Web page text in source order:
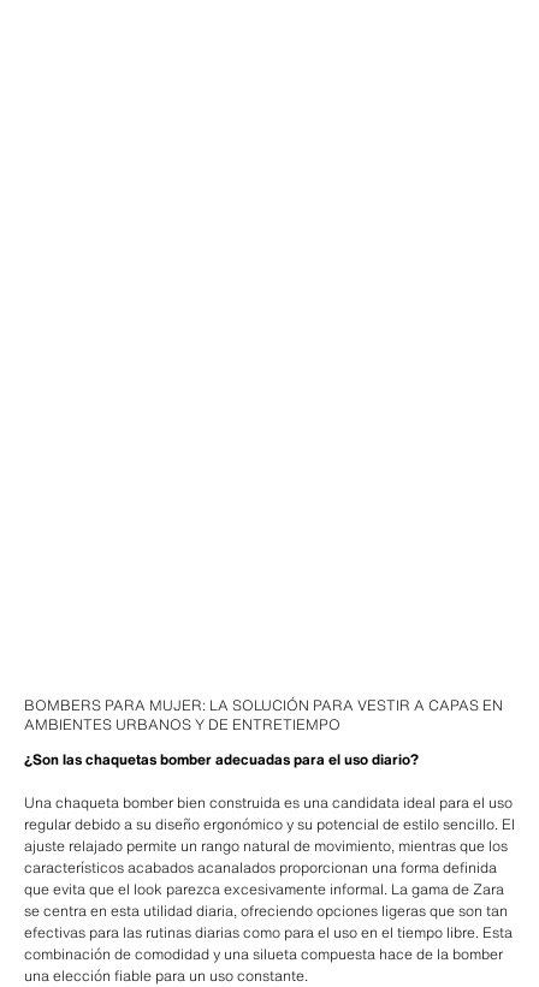
BOMBERS PARA MUJER: LA SOLUCIÓN PARA VESTIR A CAPAS EN
AMBIENTES URBANOS Y DE ENTRETIEMPO
¿Son las chaquetas bomber adecuadas para el uso diario?
Una chaqueta bomber bien construida es una candidata ideal para el uso
regular debido a su diseño ergonómico y su potencial de estilo sencillo. El
ajuste relajado permite un rango natural de movimiento, mientras que los
característicos acabados acanalados proporcionan una forma definida
que evita que el look parezca excesivamente informal. La gama de Zara
se centra en esta utilidad diaria, ofreciendo opciones ligeras que son tan
efectivas para las rutinas diarias como para el uso en el tiempo libre. Esta
combinación de comodidad y una silueta compuesta hace de la bomber
una elección fiable para un uso constante.